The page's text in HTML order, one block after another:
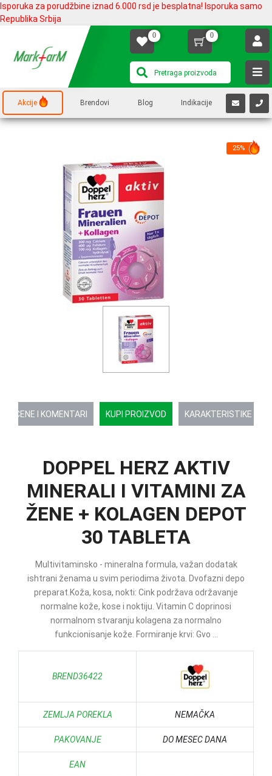
Isporuka za porudžbine iznad 6.000 rsd je besplatna! Isporuka samo
Republika Srbija
0 0
Akcije Brendovi Blog Indikacije
OCENE I KOMENTARI KUPI PROIZVOD KARAKTERISTIKE
25%
DOPPEL HERZ AKTIV
MINERALI I VITAMINI ZA
ŽENE + KOLAGEN DEPOT
30 TABLETA
Multivitaminsko - mineralna formula, važan dodatak
ishtrani ženama u svim periodima života. Dvofazni depo
preparat.Koža, kosa, nokti: Cink podržava održavanje
normalne kože, kose i noktiju. Vitamin C doprinosi
normalnom stvaranju kolagena za normalno
funkcionisanje kože. Formiranje krvi: Gvo ...
BREND36422
ZEMLJA POREKLA NEMAČKA
PAKOVANJE DO MESEC DANA
EAN